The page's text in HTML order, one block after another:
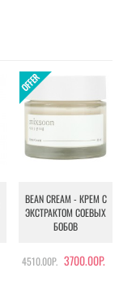
BEAN CREAM - КРЕМ С
ЭКСТРАКТОМ СОЕВЫХ
БОБОВ
4510.00Р. 3700.00Р.